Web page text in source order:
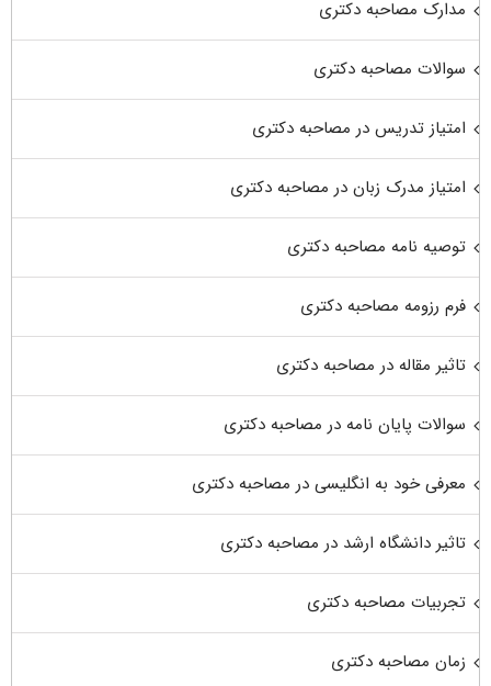
مدارک مصاحبه دکتری
سوالات مصاحبه دکتری
امتیاز تدریس در مصاحبه دکتری
امتیاز مدرک زبان در مصاحبه دکتری
توصیه نامه مصاحبه دکتری
فرم رزومه مصاحبه دکتری
تاثیر مقاله در مصاحبه دکتری
سوالات پایان نامه در مصاحبه دکتری
معرفی خود به انگلیسی در مصاحبه دکتری
تاثیر دانشگاه ارشد در مصاحبه دکتری
تجربیات مصاحبه دکتری
زمان مصاحبه دکتری